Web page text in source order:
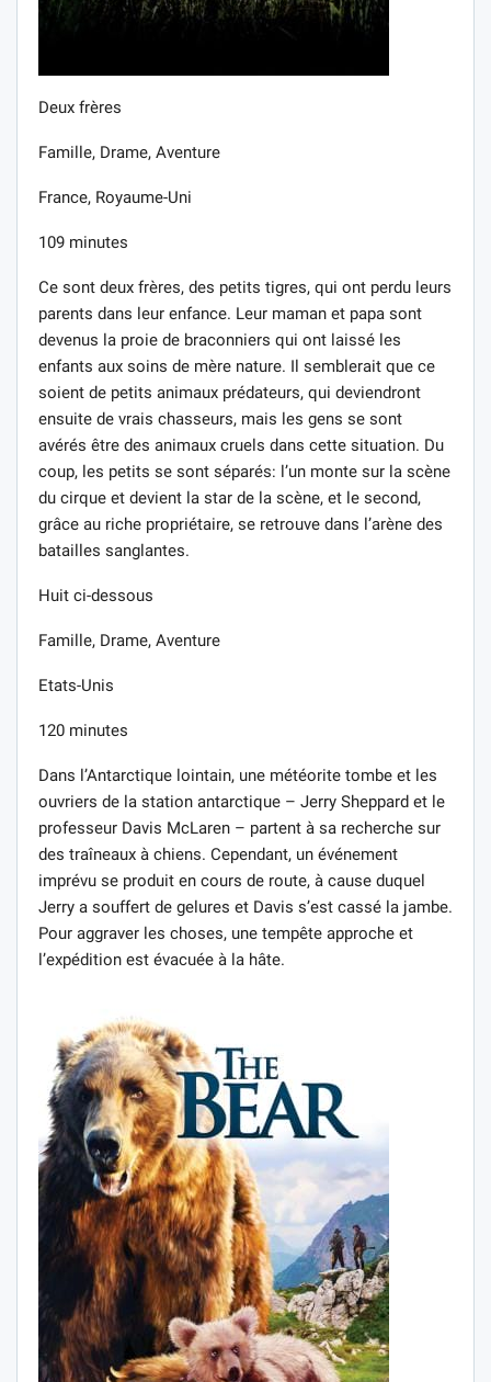
Deux frères
Famille, Drame, Aventure
France, Royaume-Uni
109 minutes
Ce sont deux frères, des petits tigres, qui ont perdu leurs
parents dans leur enfance. Leur maman et papa sont
devenus la proie de braconniers qui ont laissé les
enfants aux soins de mère nature. Il semblerait que ce
soient de petits animaux prédateurs, qui deviendront
ensuite de vrais chasseurs, mais les gens se sont
avérés être des animaux cruels dans cette situation. Du
coup, les petits se sont séparés: l’un monte sur la scène
du cirque et devient la star de la scène, et le second,
grâce au riche propriétaire, se retrouve dans l’arène des
batailles sanglantes.
Huit ci-dessous
Famille, Drame, Aventure
Etats-Unis
120 minutes
Dans l’Antarctique lointain, une météorite tombe et les
ouvriers de la station antarctique – Jerry Sheppard et le
professeur Davis McLaren – partent à sa recherche sur
des traîneaux à chiens. Cependant, un événement
imprévu se produit en cours de route, à cause duquel
Jerry a souffert de gelures et Davis s’est cassé la jambe.
Pour aggraver les choses, une tempête approche et
l’expédition est évacuée à la hâte.